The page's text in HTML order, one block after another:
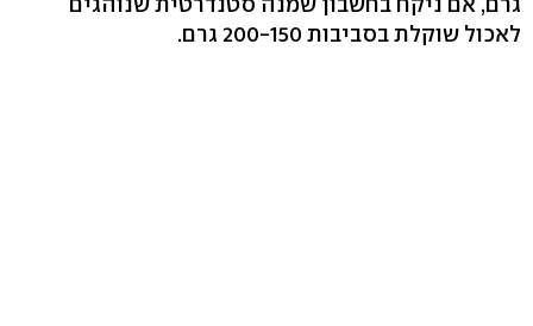
לאכול שוקלת בסביבות 200-150 גרם.